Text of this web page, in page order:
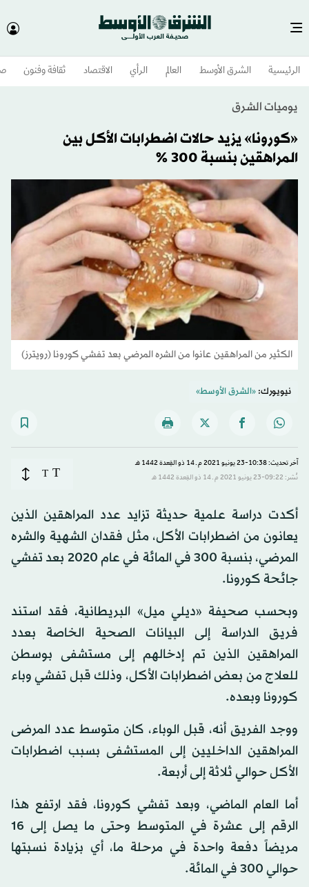
الرئيسية الشرق الأوسط​ العالم الرأي الاقتصاد ثقافة وفنون
يوميات الشرق
«كورونا» يزيد حالات اضطرابات الأكل بين
المراهقين بنسبة 300 %
الكثير من المراهقين عانوا من الشره المرضي بعد تفشي كورونا (رويترز)
نيويورك:«الشرق الأوسط»
آخر تحديث: 10:38-23 يونيو 2021 م ـ 14 ذو القِعدة 1442 هـ
نُشر: 09:22-23 يونيو 2021 م ـ 14 ذو القِعدة 1442 هـ
T
T
أكدت دراسة علمية حديثة تزايد عدد المراهقين الذين
يعانون من اضطرابات الأكل، مثل فقدان الشهية والشره
المرضي، بنسبة 300 في المائة في عام 2020 بعد تفشي
جائحة كورونا.
وبحسب صحيفة «ديلي ميل» البريطانية، فقد استند
فريق الدراسة إلى البيانات الصحية الخاصة بعدد
المراهقين الذين تم إدخالهم إلى مستشفى بوسطن
للعلاج من بعض اضطرابات الأكل، وذلك قبل تفشي وباء
كورونا وبعده.
ووجد الفريق أنه، قبل الوباء، كان متوسط عدد المرضى
المراهقين الداخليين إلى المستشفى بسبب اضطرابات
الأكل حوالي ثلاثة إلى أربعة.
أما العام الماضي، وبعد تفشي كورونا، فقد ارتفع هذا
الرقم إلى عشرة في المتوسط وحتى ما يصل إلى 16
مريضاً دفعة واحدة في مرحلة ما، أي بزيادة نسبتها
حوالي 300 في المائة.